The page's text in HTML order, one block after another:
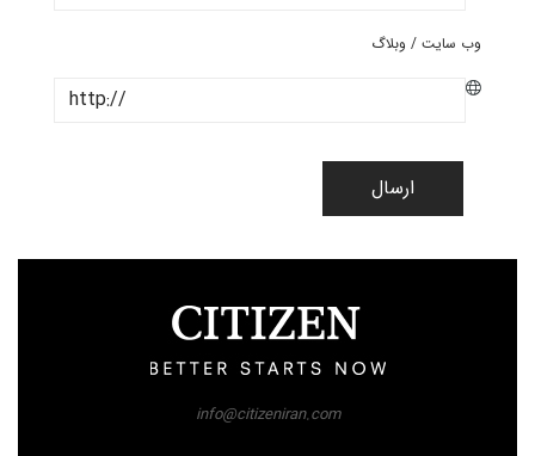
وب سایت / وبلاگ
ارسال
info@citizeniran.com